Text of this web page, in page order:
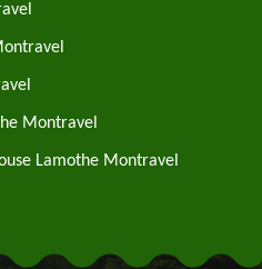
Montravel
Lamothe Montravel